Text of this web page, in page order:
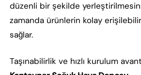
düzenli bir şekilde yerleştirilmesini
zamanda ürünlerin kolay erişilebilir
sağlar.
Taşınabilirlik ve hızlı kurulum